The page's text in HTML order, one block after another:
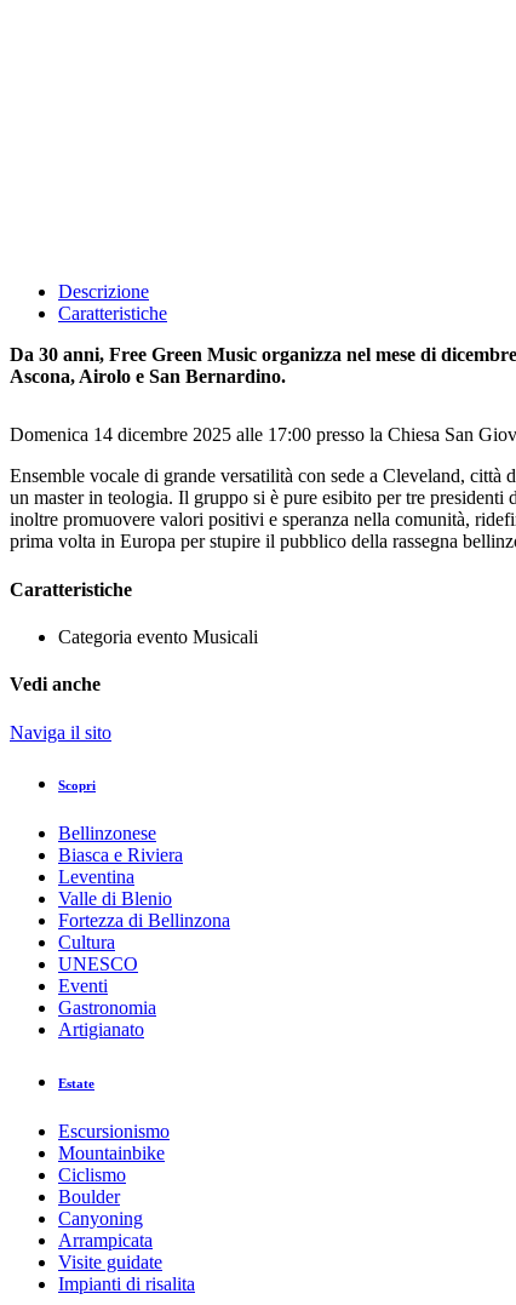
Descrizione
Caratteristiche
Da 30 anni, Free Green Music organizza nel mese di
Ascona, Airolo e San Bernardino.
Domenica 14 dicembre 2025 alle 17:00 presso la Chiesa San
Ensemble vocale di grande versatilità con sede a Cleveland,
un master in teologia. Il gruppo si è pure esibito per tre
inoltre promuovere valori positivi e speranza nella comunità,
prima volta in Europa per stupire il pubblico della rassegna
Caratteristiche
Categoria evento Musicali
Vedi anche
Naviga il sito
Scopri
Bellinzonese
Biasca e Riviera
Leventina
Valle di Blenio
Fortezza di Bellinzona
Cultura
UNESCO
Eventi
Gastronomia
Artigianato
Estate
Escursionismo
Mountainbike
Ciclismo
Boulder
Canyoning
Arrampicata
Visite guidate
Impianti di risalita